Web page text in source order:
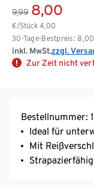
9,99 8,00
€/Stück 4,00
30-Tage-Bestpreis: 8,00
inkl. MwSt.zzgl.
Zur Zeit nicht
Bestellnummer:
Ideal für
Mit